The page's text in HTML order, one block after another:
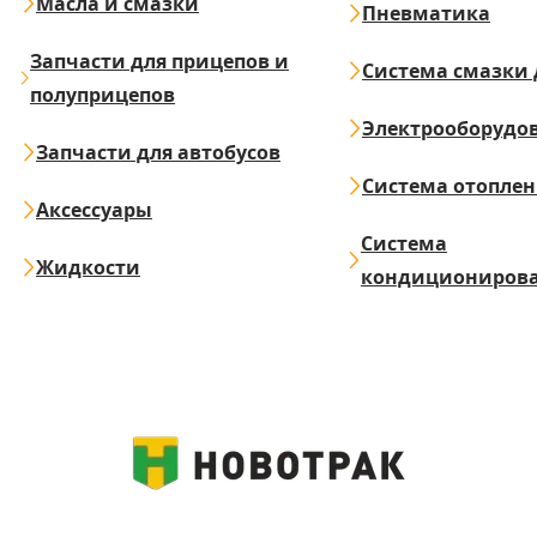
Запчасти для прицепов и
полуприцепов
Запчасти для автобусов
Аксессуары
Жидкости
Пневматика
Система смазки
Система
Система